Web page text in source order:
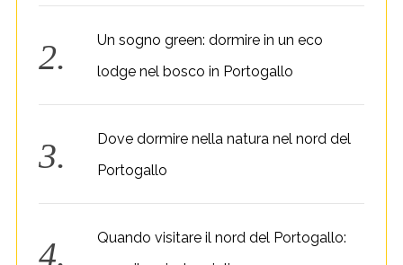
Un sogno green: dormire in un eco
lodge nel bosco in Portogallo
Dove dormire nella natura nel nord del
Portogallo
Quando visitare il nord del Portogallo: